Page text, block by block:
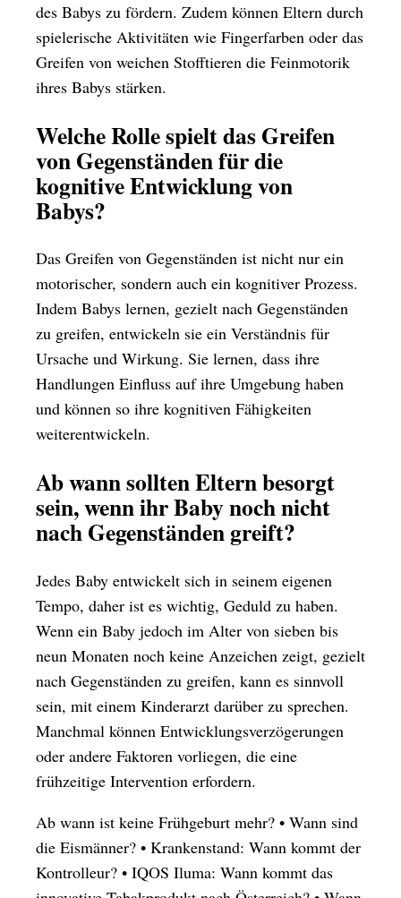
des Babys zu fördern. Zudem können Eltern durch
spielerische Aktivitäten wie Fingerfarben oder das
Greifen von weichen Stofftieren die Feinmotorik
ihres Babys stärken.
Welche Rolle spielt das Greifen
von Gegenständen für die
kognitive Entwicklung von
Babys?
Das Greifen von Gegenständen ist nicht nur ein
motorischer, sondern auch ein kognitiver Prozess.
Indem Babys lernen, gezielt nach Gegenständen
zu greifen, entwickeln sie ein Verständnis für
Ursache und Wirkung. Sie lernen, dass ihre
Handlungen Einfluss auf ihre Umgebung haben
und können so ihre kognitiven Fähigkeiten
weiterentwickeln.
Ab wann sollten Eltern besorgt
sein, wenn ihr Baby noch nicht
nach Gegenständen greift?
Jedes Baby entwickelt sich in seinem eigenen
Tempo, daher ist es wichtig, Geduld zu haben.
Wenn ein Baby jedoch im Alter von sieben bis
neun Monaten noch keine Anzeichen zeigt, gezielt
nach Gegenständen zu greifen, kann es sinnvoll
sein, mit einem Kinderarzt darüber zu sprechen.
Manchmal können Entwicklungsverzögerungen
oder andere Faktoren vorliegen, die eine
frühzeitige Intervention erfordern.
Ab wann ist keine Frühgeburt mehr? • Wann sind
die Eismänner? • Krankenstand: Wann kommt der
Kontrolleur? • IQOS Iluma: Wann kommt das